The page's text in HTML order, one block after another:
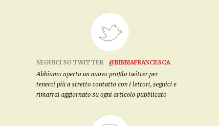
SEGUICI SU TWITTER
@BIBBIAFRANCESCA
Abbiamo aperto un nuovo profilo twitter per
tenerci più a stretto contatto con i lettori, seguici e
rimarrai aggiornato su ogni articolo pubblicato